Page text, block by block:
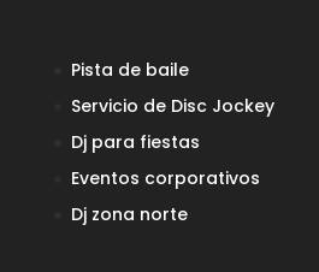
Pista de baile
Servicio de Disc Jockey
Dj para fiestas
Eventos corporativos
Dj zona norte